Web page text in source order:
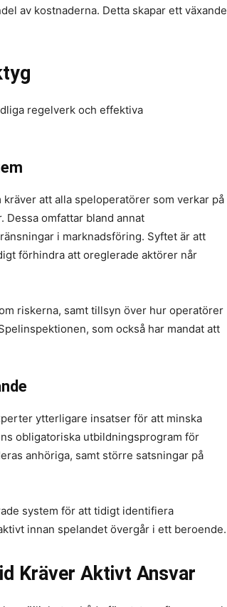
av kostnaderna. Detta skapar ett växande
regelverk och effektiva
att alla speloperatörer som verkar på
Dessa omfattar bland annat
i marknadsföring. Syftet är att
förhindra att oreglerade aktörer når
riskerna, samt tillsyn över hur operatörer
som också har mandat att
ytterligare insatser för att minska
obligatoriska utbildningsprogram för
anhöriga, samt större satsningar på
system för att tidigt identifiera
innan spelandet övergår i ett beroende.
Kräver Aktivt Ansvar